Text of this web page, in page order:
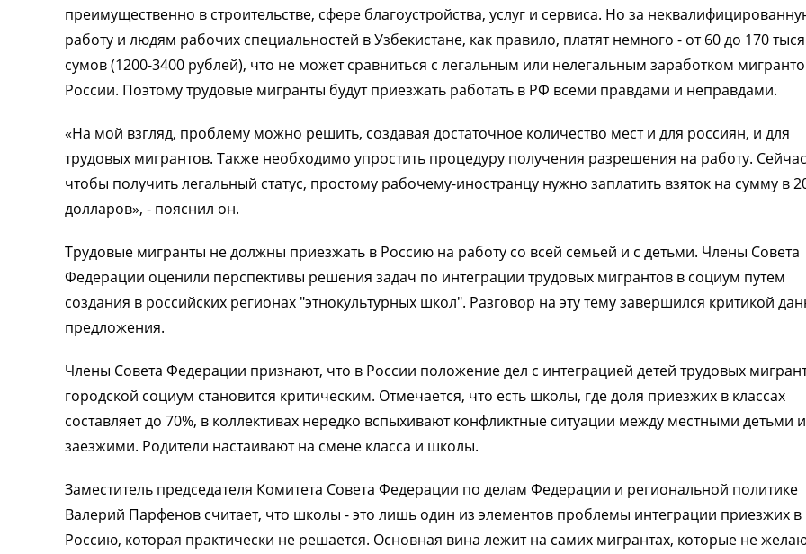
преимущественно в строительстве, сфере благоустройства, услуг и сервиса. Но за
работу и людям рабочих специальностей в Узбекистане, как правило, платят немного - от 60 до 170
сумов (1200-3400 рублей), что не может сравниться с легальным или нелегальным заработком
России. Поэтому трудовые мигранты будут приезжать работать в РФ всеми правдами и неправдами.
«На мой взгляд, проблему можно решить, создавая достаточное количество мест и для россиян, и для
трудовых мигрантов. Также необходимо упростить процедуру получения разрешения на работу.
чтобы получить легальный статус, простому рабочему-иностранцу нужно заплатить взяток на сумму в
долларов», - пояснил он.
Трудовые мигранты не должны приезжать в Россию на работу со всей семьей и с детьми. Члены Совета
Федерации оценили перспективы решения задач по интеграции трудовых мигрантов в социум путем
создания в российских регионах "этнокультурных школ". Разговор на эту тему завершился критикой
предложения.
Члены Совета Федерации признают, что в России положение дел с интеграцией детей трудовых
городской социум становится критическим. Отмечается, что есть школы, где доля приезжих в классах
составляет до 70%, в коллективах нередко вспыхивают конфликтные ситуации между местными детьми и
заезжими. Родители настаивают на смене класса и школы.
Заместитель председателя Комитета Совета Федерации по делам Федерации и региональной политике
Валерий Парфенов считает, что школы - это лишь один из элементов проблемы интеграции приезжих в
Россию, которая практически не решается. Основная вина лежит на самих мигрантах, которые не